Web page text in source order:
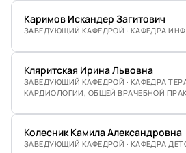
Каримов Искандер Загитович
ЗАВЕДУЮЩИЙ КАФЕДРОЙ · КАФЕДРА
Кляритская Ирина Львовна
ЗАВЕДУЮЩИЙ КАФЕДРОЙ · КАФЕДРА
КАРДИОЛОГИИ, ОБЩЕЙ ВРАЧЕБНОЙ
Колесник Камила Александровна
ЗАВЕДУЮЩИЙ КАФЕДРОЙ · КАФЕДРА